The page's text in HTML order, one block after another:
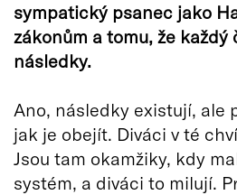
sympatický psanec jako
zákonům a tomu, že každý
následky.
Ano, následky existují, ale
jak je obejít. Diváci v té
Jsou tam okamžiky, kdy
systém, a diváci to milují.